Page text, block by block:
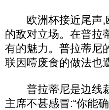
欧洲杯接近尾声,
的敌对立场。在普拉
有的魅力。普拉蒂尼
联因噎废食的做法也
普拉蒂尼是边线裁
主席不甚感冒:“你能